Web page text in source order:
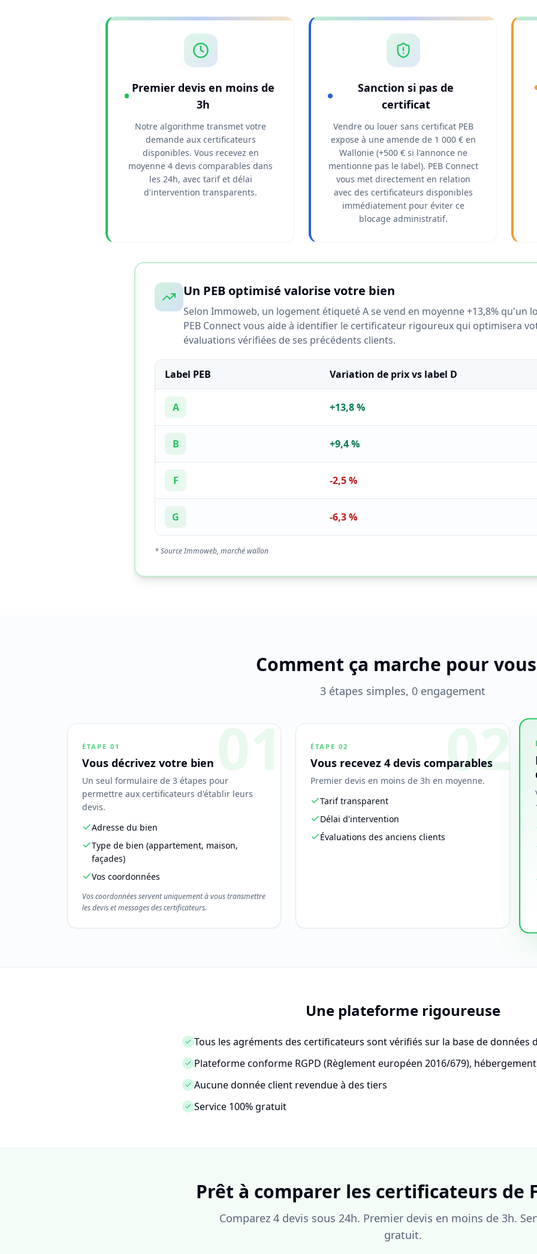
Premier devis en moins de
3h
Notre algorithme transmet votre
demande aux certificateurs
disponibles. Vous recevez en
moyenne 4 devis comparables dans
les 24h, avec tarif et délai
d'intervention transparents.
Sanction si pas de
certificat
Vendre ou louer sans certificat PEB
expose à une amende de 1 000 € en
Wallonie (+500 € si l'annonce ne
mentionne pas le label). PEB Connect
vous met directement en relation
avec des certificateurs disponibles
immédiatement pour éviter ce
blocage administratif.
Un PEB optimisé valorise votre bien
Selon Immoweb, un logement étiqueté A se vend en moyenne +13,8% qu'un
PEB Connect vous aide à identifier le certificateur rigoureux qui optimisera
évaluations vérifiées de ses précédents clients.
Label PEB Variation de prix vs label D
A +13,8 %
B +9,4 %
F -2,5 %
G -6,3 %
* Source Immoweb, marché wallon
Comment ça marche pour
3 étapes simples, 0 engagement
01
ÉTAPE 01
Vous décrivez votre bien
Un seul formulaire de 3 étapes pour
permettre aux certificateurs d'établir leurs
devis.
Adresse du bien
Type de bien (appartement, maison,
façades)
Vos coordonnées
Vos coordonnées servent uniquement à vous transmettre
les devis et messages des certificateurs.
02
ÉTAPE02
Vous recevez 4 devis comparables
Premier devis en moins de 3h en moyenne.
Tarif transparent
Délai d'intervention
Évaluations des anciens clients
Une plateforme rigoureuse
Tous les agréments des certificateurs sont vérifiés sur la base de données
Plateforme conforme RGPD (Règlement européen 2016/679),
Aucune donnée client revendue à des tiers
Service 100% gratuit
Prêt à comparer les certificateurs de
Comparez 4 devis sous 24h. Premier devis en moins de 3h.
gratuit.